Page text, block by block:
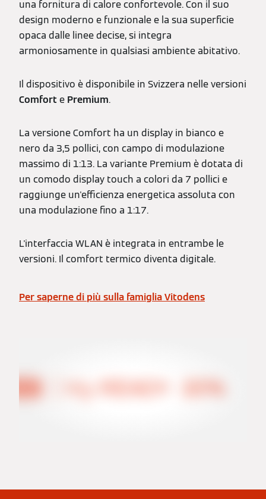
una fornitura di calore confortevole. Con il suo
design moderno e funzionale e la sua superficie
opaca dalle linee decise, si integra
armoniosamente in qualsiasi ambiente abitativo.
Il dispositivo è disponibile in Svizzera nelle versioni
Comfort e Premium.
La versione Comfort ha un display in bianco e
nero da 3,5 pollici, con campo di modulazione
massimo di 1:13. La variante Premium è dotata di
un comodo display touch a colori da 7 pollici e
raggiunge un'efficienza energetica assoluta con
una modulazione fino a 1:17.
L'interfaccia WLAN è integrata in entrambe le
versioni. Il comfort termico diventa digitale.
Per saperne di più sulla famiglia Vitodens